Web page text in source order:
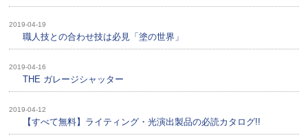
2019-04-19
職人技との合わせ技は必見「塗の世界」
2019-04-16
THE ガレージシャッター
2019-04-12
【すべて無料】ライティング・光演出製品の必読カタログ!!